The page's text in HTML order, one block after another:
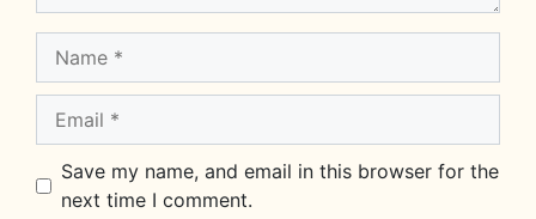
Name
Email
Save my name, and email in this browser for the
next time I comment.